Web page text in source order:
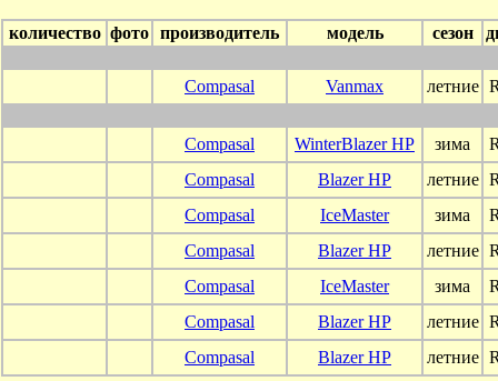
количество фото производитель модель сезон
Compasal Vanmax летние
Compasal WinterBlazer HP зима
Compasal
Blazer HP летние
Compasal
IceMaster зима
Compasal
Blazer HP летние
Compasal
IceMaster зима
Compasal
Blazer HP летние
Compasal
Blazer HP летние